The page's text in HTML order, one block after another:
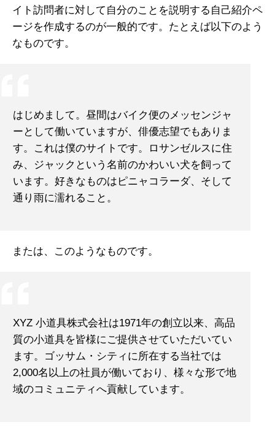
イト訪問者に対して自分のことを説明する自己紹介ペ
ージを作成するのが一般的です。たとえば以下のよう
なものです。
はじめまして。昼間はバイク便のメッセンジャ
ーとして働いていますが、俳優志望でもありま
す。これは僕のサイトです。ロサンゼルスに住
み、ジャックという名前のかわいい犬を飼って
います。好きなものはピニャコラーダ、そして
通り雨に濡れること。
または、このようなものです。
XYZ 小道具株式会社は1971年の創立以来、高品
質の小道具を皆様にご提供させていただいてい
ます。ゴッサム・シティに所在する当社では
2,000名以上の社員が働いており、様々な形で地
域のコミュニティへ貢献しています。